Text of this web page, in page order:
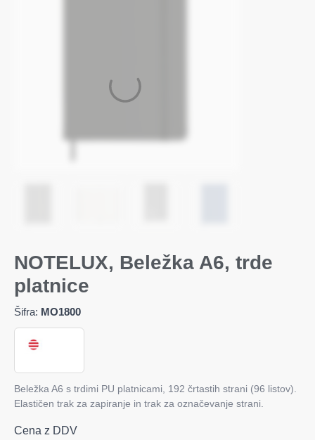
NOTELUX, Beležka A6, trde
platnice
Šifra: MO1800
Beležka A6 s trdimi PU platnicami, 192 črtastih strani (96 listov).
Elastičen trak za zapiranje in trak za označevanje strani.
Cena z DDV